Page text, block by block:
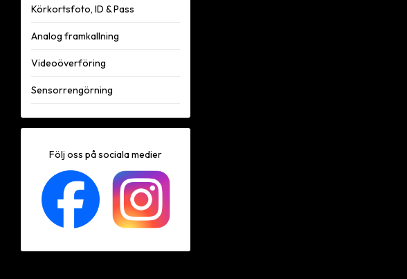
Körkortsfoto, ID & Pass
Analog framkallning
Videoöverföring
Sensorrengörning
Följ oss på sociala medier